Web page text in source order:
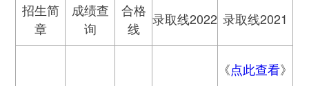
招生简
章
成绩查
询
合格
线
录取线2022 录取线2021
《点此查看》